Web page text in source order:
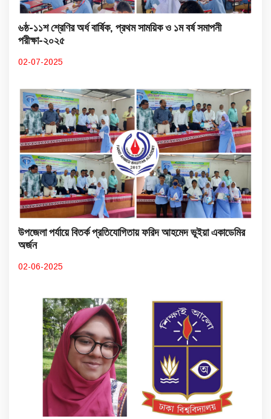
৬ষ্ঠ-১১শ শ্রেণির অর্ধ বার্ষিক, প্রথম সাময়িক ও ১ম বর্ষ সমাপনী
পরীক্ষা-২০২৫
02-07-2025
উপজেলা পর্যায়ে বিতর্ক প্রতিযোগিতায় ফরিদ আহমেদ ভূইয়া একাডেমির
অর্জন
02-06-2025